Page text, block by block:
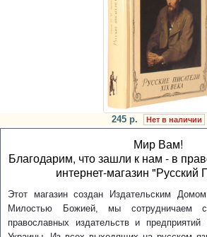
245 р. Нет в наличии
Мир Вам!
Благодарим, что зашли к нам - в
интернет-магазин "Русский
Этот магазин создан Издательским
Милостью Божией, мы сотрудничаем
православных издательств и